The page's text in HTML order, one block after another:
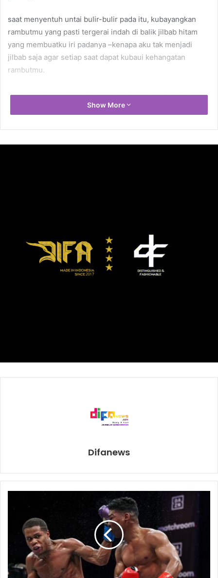
saat menyentuh untai bulir-bulir pada itu, kubayangkan
rambutmu yang pasti tergerai indah di balik jilbab hitam
yang membuatku iri padanya –kenapa aku tak menjadi
jilbab saja agar setiap saat dapat kubaui kehangatan
rambutmu.
bagiku, pucuk-pucuk dedaunan padi yang indah itu adalah
jari-jemari lentikmu yang selalu kaurawat dengan basuhan
bersama hayal sukmaku.
fatamorgana kekasihku.
Jakarta, November 2020
Show More
Difanews